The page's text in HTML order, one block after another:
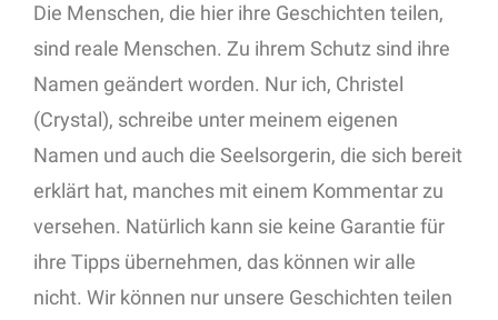
Die Menschen, die hier ihre Geschichten teilen,
sind reale Menschen. Zu ihrem Schutz sind ihre
Namen geändert worden. Nur ich, Christel
(Crystal), schreibe unter meinem eigenen
Namen und auch die Seelsorgerin, die sich bereit
erklärt hat, manches mit einem Kommentar zu
versehen. Natürlich kann sie keine Garantie für
ihre Tipps übernehmen, das können wir alle
nicht. Wir können nur unsere Geschichten teilen